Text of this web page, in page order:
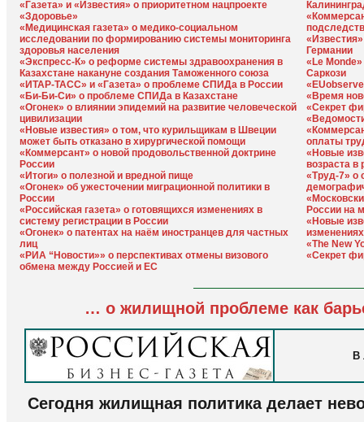
«Газета» и «Известия» о приоритетном нацпроекте
«Здоровье»
«Медицинская газета» о медико-социальном
исследовании по формированию системы мониторинга
здоровья населения
«Экспресс-К» о реформе системы здравоохранения в
Казахстане накануне создания Таможенного союза
«ИТАР-ТАСС» и «Газета» о проблеме СПИДа в России
«Би-Би-Си» о проблеме СПИДа в Казахстане
«Огонек» о влиянии эпидемий на развитие человеческой
цивилизации
«Новые известия» о том, что курильщикам в Швеции
может быть отказано в хирургической помощи
«Коммерсант» о новой продовольственной доктрине
России
«Итоги» о полезной и вредной пище
«Огонек» об ужесточении миграционной политики в
России
«Российская газета» о готовящихся изменениях в
систему регистрации в России
«Огонек» о патентах на наём иностранцев для частных
лиц
«РИА “Новости»» о перспективах отмены визового
обмена между Россией и ЕС
Германии
«Le
Саркози
«Время
«Секрет
оплаты
«Новые
возраста в
«Труд-7» о
России на
«Новые
изменениях
«The New
«Секрет
… о жилищной проблеме как
В
Сегодня жилищная политика делает